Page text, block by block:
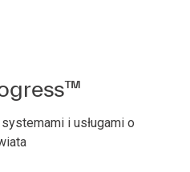
i usługami o